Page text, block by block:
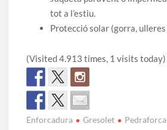
tot a l’estiu.
Protecció solar (gorra, ulleres
(Visited 4.913 times, 1 visits today)
Enforcadura Gresolet Pedraforca